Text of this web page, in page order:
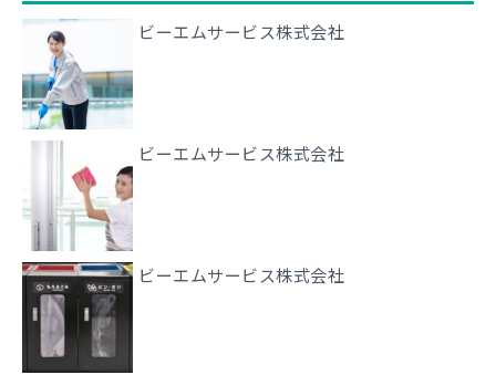
ビーエムサービス株式会社
ビーエムサービス株式会社
ビーエムサービス株式会社